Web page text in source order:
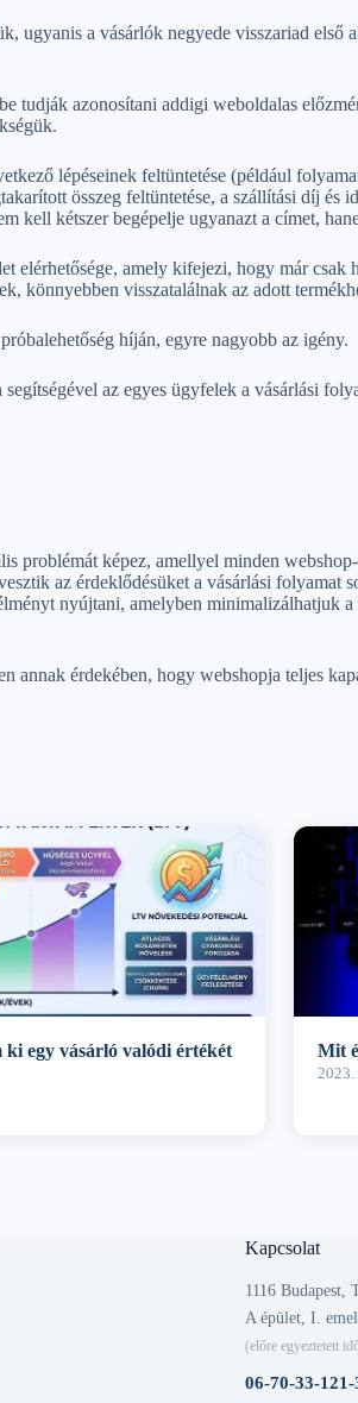
a vásárlók negyede visszariad első
azonosítani addigi weboldalas
lépéseinek feltüntetése (például
összeg feltüntetése, a szállítási díj és
kell kétszer begépelje ugyanazt a címet,
amely kifejezi, hogy már csak
könnyebben visszatalálnak az adott
híján, egyre nagyobb az igény.
az egyes ügyfelek a vásárlási
problémát képez, amellyel minden
az érdeklődésüket a vásárlási folyamat
nyújtani, amelyben minimalizálhatjuk
annak érdekében, hogy webshopja teljes
ki egy vásárló valódi értékét
Mit
2023.
Kapcsolat
1116 Budapest,
A épület, I.
(előre egyeztetett
06-70-33-121-